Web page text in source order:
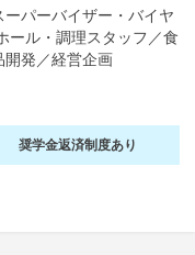
お知らせ
就活コラム
役立ち記事・相談室など
ーパーバイザー・バイヤ
ール・調理スタッフ ／食
開発 ／経営企画
奨学金返済制度あり